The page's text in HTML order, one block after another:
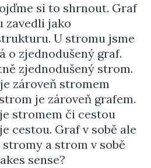
si to shrnout. Graf
zavedli jako
U stromu jsme
o zjednodušený graf.
zjednodušený strom.
zároveň stromem
je zároveň grafem.
stromem či cestou
cestou. Graf v sobě ale
stromy a strom v sobě
sense?